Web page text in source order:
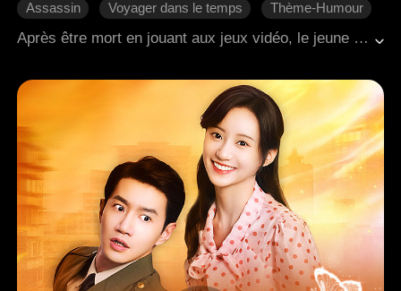
Assassin Voyager dans le temps
Thème-Humour
Come-back
Après être mort en jouant aux jeux vidéo, le jeune moderne Jaxon a traversé dans le corps d'un assassin de haut rang et a été emprisonné par erreur. Utilisant les souvenirs de son hôte, il a intimidé les détenus, gagnant leur respect. Il a aidé Katherine à résoudre une crise fiscale et a blanchi la réputation de son père, renforçant leur lien. Rencontrant l'impératrice Abby incognito, il l'a aidée à stabiliser sa cour. Lorsque le troisième prince s'est rebellé, la conscience de l'assassin s'est éveillée, permettant à Jaxon d'écraser la révolte. Il a plus tard avoué ses origines à Katherine, dissipant tous les malentendus et s'assurant son amour.